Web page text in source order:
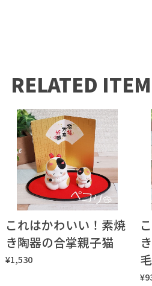
RELATED
これはかわいい！素焼
き陶器の合掌親子猫
¥1,530